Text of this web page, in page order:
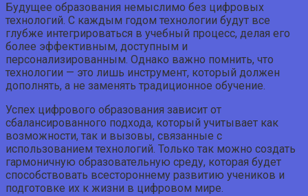
Будущее образования немыслимо без цифровых
технологий. С каждым годом технологии будут все
глубже интегрироваться в учебный процесс, делая его
более эффективным, доступным и
персонализированным. Однако важно помнить, что
технологии — это лишь инструмент, который должен
дополнять, а не заменять традиционное обучение.
Успех цифрового образования зависит от
сбалансированного подхода, который учитывает как
возможности, так и вызовы, связанные с
использованием технологий. Только так можно создать
гармоничную образовательную среду, которая будет
способствовать всестороннему развитию учеников и
подготовке их к жизни в цифровом мире.